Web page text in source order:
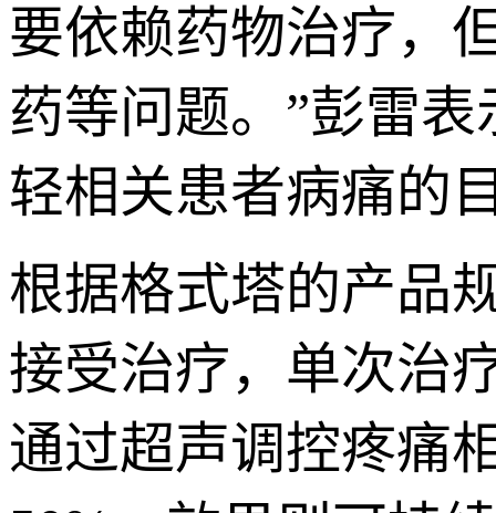
要依赖药物治疗，
药等问题。”彭雷
轻相关患者病痛的
根据格式塔的产品
接受治疗，单次治
通过超声调控疼痛